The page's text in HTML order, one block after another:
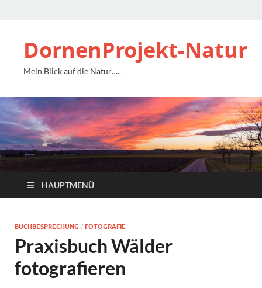
DornenProjekt-Natur
Mein Blick auf die Natur…..
HAUPTMENÜ
BUCHBESPRECHUNG / FOTOGRAFIE
Praxisbuch Wälder
fotografieren